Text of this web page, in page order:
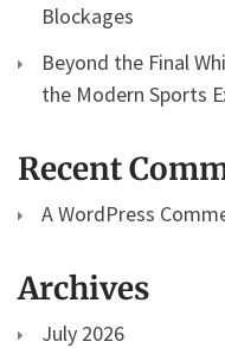
Blockages
Beyond the Final
the Modern Sports
Recent
A WordPress
Archives
July 2026